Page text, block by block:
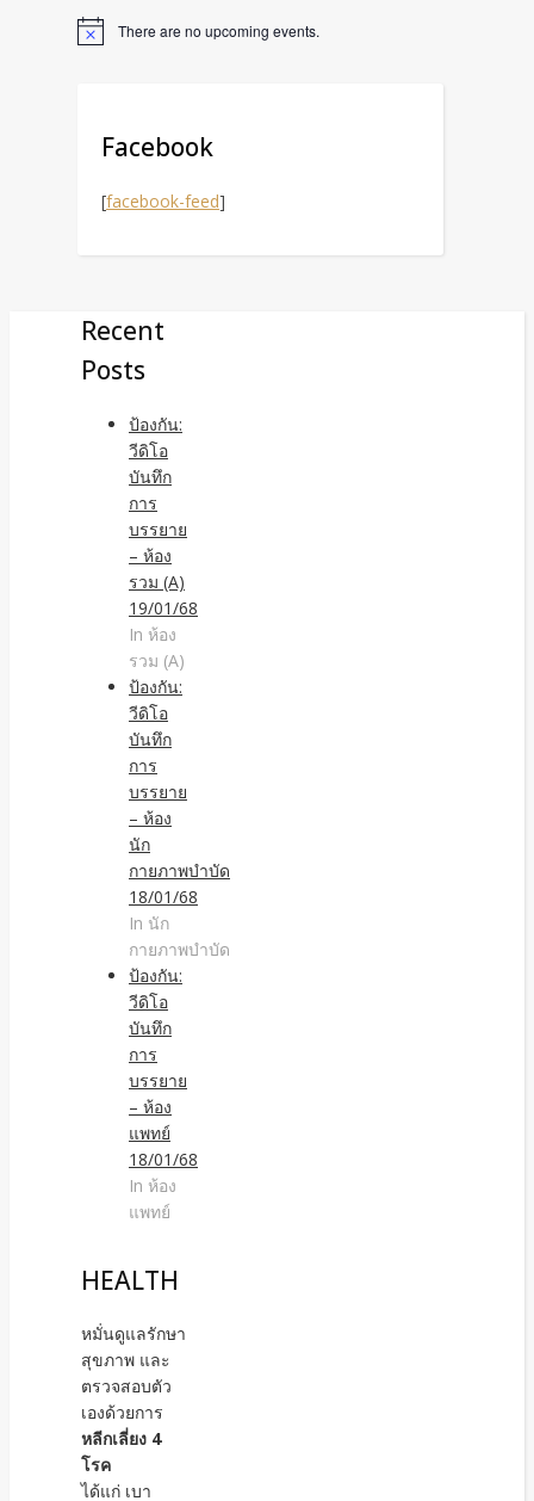
There are no upcoming events.
Facebook
[facebook-feed]
Recent
Posts
ป้องกัน:
วีดิโอ
บันทึก
การ
บรรยาย
– ห้อง
รวม (A)
19/01/68
In ห้อง
รวม (A)
ป้องกัน:
วีดิโอ
บันทึก
การ
บรรยาย
– ห้อง
นัก
กายภาพบำบัด
18/01/68
In นัก
กายภาพบำบัด
ป้องกัน:
วีดิโอ
บันทึก
การ
บรรยาย
– ห้อง
แพทย์
18/01/68
In ห้อง
แพทย์
HEALTH
หมั่นดูแลรักษา
สุขภาพ และ
ตรวจสอบตัว
เองด้วยการ
หลีกเลี่ยง 4
โรค
ได้แก่ เบา